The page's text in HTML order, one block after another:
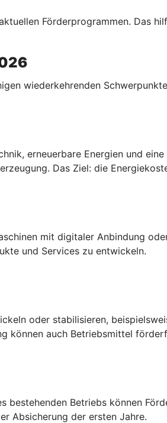
Förderprogrammen. Das
wiederkehrenden
erneuerbare Energien und
Das Ziel: die
mit digitaler Anbindung
und Services zu entwickeln.
oder stabilisieren,
können auch Betriebsmittel
bestehenden Betriebs können
Absicherung der ersten Jahre.